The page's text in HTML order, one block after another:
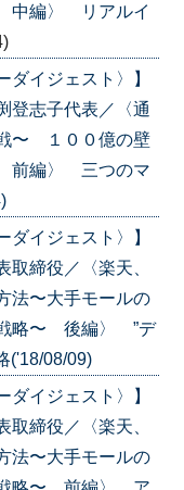
中編〉 リアルイ
イジェスト〉】
志子代表／〈通
〜 １００億の壁
前編〉 三つのマ
イジェスト〉】
締役／〈楽天、
法〜大手モールの
戦略〜 後編〉 ”デ
('18/08/09)
イジェスト〉】
締役／〈楽天、
法〜大手モールの